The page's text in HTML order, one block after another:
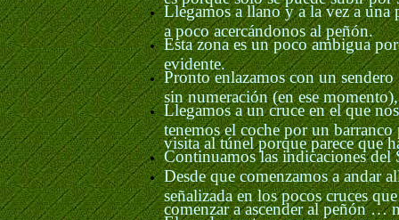
Llegamos a llano y a la vez a una
a poco acercándonos al peñón.
Esta zona es un poco ambigua
evidente.
Pronto enlazamos con un
sin numeración (en ese
Llegamos a un cruce en el que
tenemos el coche por un
visita al túnel porque parece que
Continuamos las indicaciones
Desde que comenzamos a andar
señalizada en los pocos cruces
comenzar a ascender al peñón …